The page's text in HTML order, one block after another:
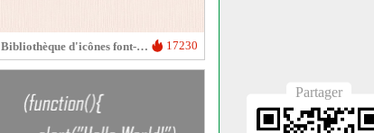
Bibliothèque d'icônes font-awesome 17230
Partager